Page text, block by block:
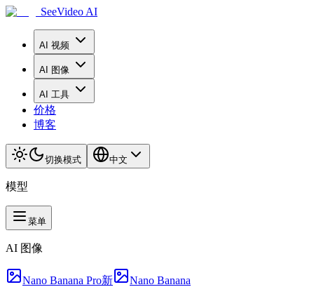
SeeVideo AI
AI 视频
AI 图像
AI 工具
价格
博客
切换模式 中文
模型
菜单
AI 图像
Nano Banana Pro新 Nano Banana